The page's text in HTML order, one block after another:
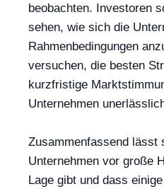
beobachten. Investoren
sehen, wie sich die
Rahmenbedingungen
versuchen, die besten
kurzfristige
Unternehmen
Zusammenfassend lässt
Unternehmen vor große
Lage gibt und dass